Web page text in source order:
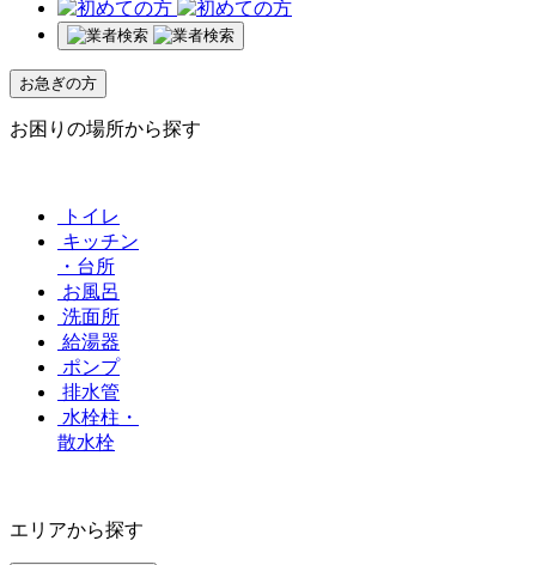
お急ぎの方
お困りの場所から探す
トイレ
キッチン
・台所
お風呂
洗面所
給湯器
ポンプ
排水管
水栓柱・
散水栓
エリアから探す